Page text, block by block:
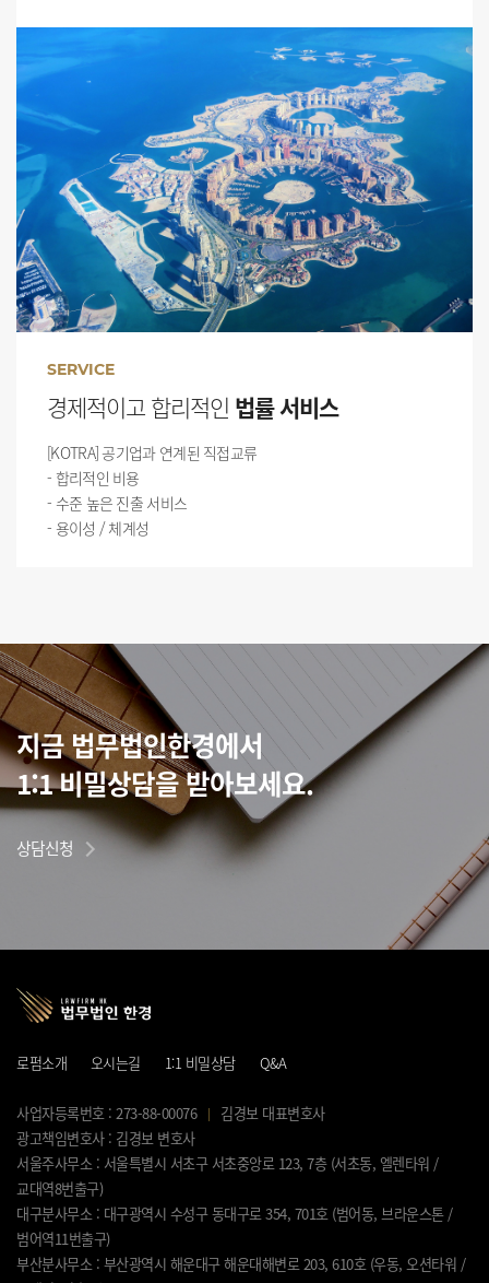
SERVICE
경제적이고 합리적인 법률 서비스
[KOTRA] 공기업과 연계된 직접교류
- 합리적인 비용
- 수준 높은 진출 서비스
- 용이성 / 체계성
지금 법무법인한경에서
1:1 비밀상담을 받아보세요.
상담신청
로펌소개 오시는길 1:1 비밀상담 Q&A
사업자등록번호 : 273-88-00076
김경보 대표변호사
광고책임변호사 : 김경보 변호사
서울주사무소 : 서울특별시 서초구 서초중앙로 123, 7층 (서초동, 엘렌타워 /
교대역8번출구)
대구분사무소 : 대구광역시 수성구 동대구로 354, 701호 (범어동, 브라운스톤 /
범어역11번출구)
부산분사무소 : 부산광역시 해운대구 해운대해변로 203, 610호 (우동, 오션타워 /